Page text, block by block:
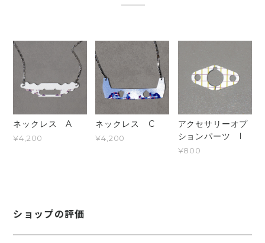
ネックレス A
¥4,200
ネックレス C
¥4,200
アクセサリーオプ
ションパーツ I
¥800
ショップの評価